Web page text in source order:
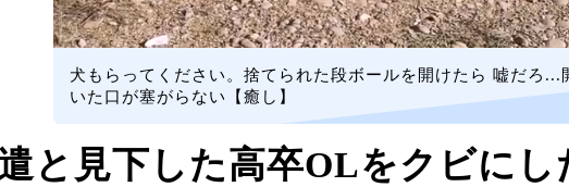
犬もらってください。捨てられた段ボールを開けたら 嘘だろ...
いた口が塞がらない【癒し】
と見下した高卒OLをクビに